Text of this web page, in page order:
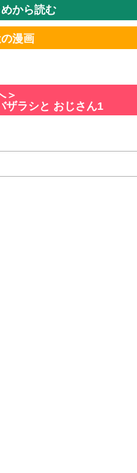
から読む
漫画
＞
ザラシと おじさん1